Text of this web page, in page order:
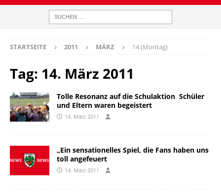
STARTSEITE 2011 MÄRZ 14 (Montag)
Tag: 14. März 2011
Tolle Resonanz auf die Schulaktion  Schüler
und Eltern waren begeistert
14. März 2011
„Ein sensationelles Spiel, die Fans haben uns
toll angefeuert
14. März 2011